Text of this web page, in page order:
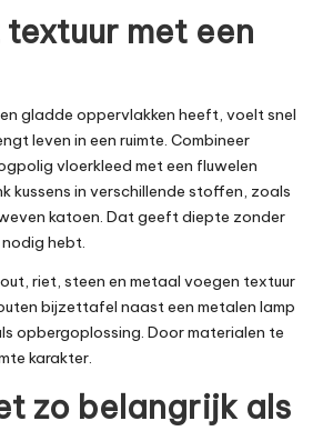
met een
gladde oppervlakken heeft, voelt snel
leven in een ruimte. Combineer
vloerkleed met een fluwelen
kussens in verschillende stoffen, zoals
katoen. Dat geeft diepte zonder
hebt.
riet, steen en metaal voegen textuur
bijzettafel naast een metalen lamp
opbergoplossing. Door materialen te
karakter.
zo belangrijk als